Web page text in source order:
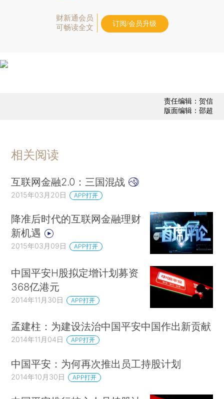
财新通会员
可畅读全文
订阅/会员升级
责任编辑：贺信
版面编辑：邵超
相关阅读
互联网金融2.0：三国混战
2015年03月20日 APP打开
降准后时代的互联网金融理财
新机遇
2015年03月09日 APP打开
中国平安H股拟定增计划募资
368亿港元
2014年11月30日 APP打开
孟建柱：为建设法治中国平安中国作出新贡献
2014年11月04日 APP打开
中国平安：为何再次推出员工持股计划
2014年10月30日 APP打开